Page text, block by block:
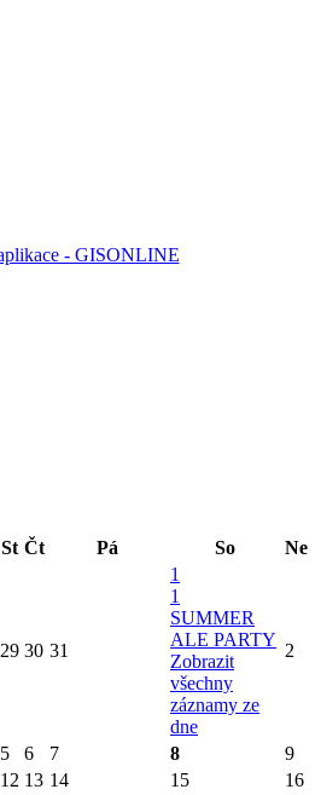
St Čt Pá So Ne
29 30 31
1
1
SUMMER
ALE PARTY
Zobrazit
všechny
záznamy ze
dne
2
5 6 7 8
9
12 13 14 15
16